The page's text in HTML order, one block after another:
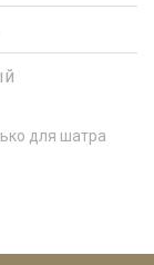
для шатра